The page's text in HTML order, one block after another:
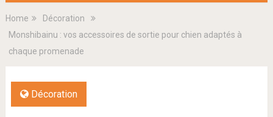
Home
Décoration
Monshibainu : vos accessoires de sortie pour chien adaptés à
chaque promenade
Décoration